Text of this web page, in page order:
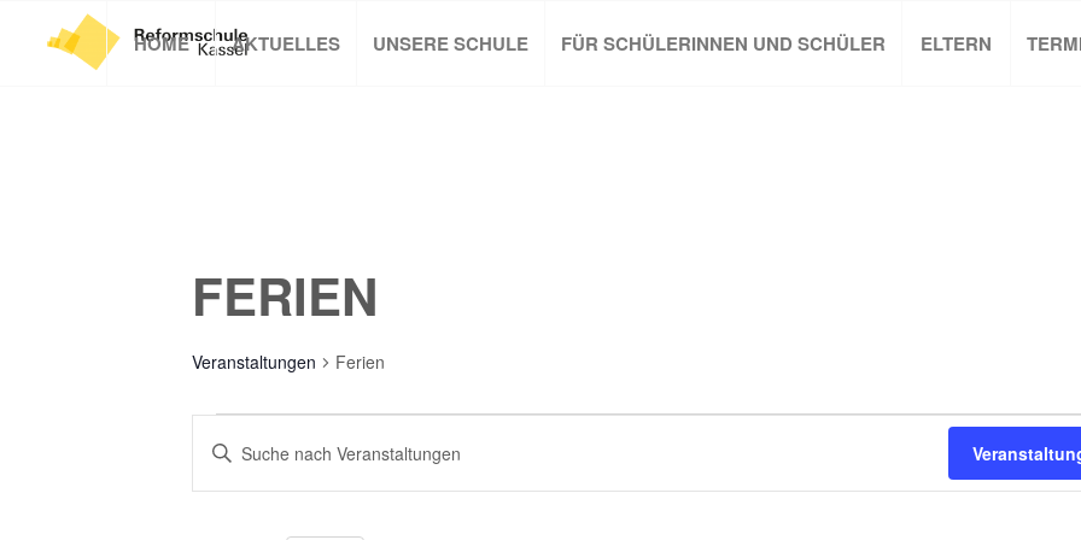
HOME AKTUELLES UNSERE SCHULE FÜR SCHÜLERINNEN UND SCHÜLER ELTERN
FERIEN
Veranstaltungen Ferien
VERANSTALTUNGEN
FÜR
24
VERANSTALTUNGEN
SUCHE
UND
Bitte